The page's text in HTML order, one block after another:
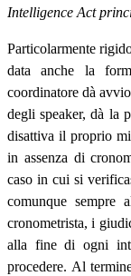
Intelligence Act
Particolarmente
data anche la
coordinatore dà
degli speaker, dà la
disattiva il proprio
in assenza di
caso in cui si
comunque sempre
cronometrista, i
alla fine di ogni
procedere. Al